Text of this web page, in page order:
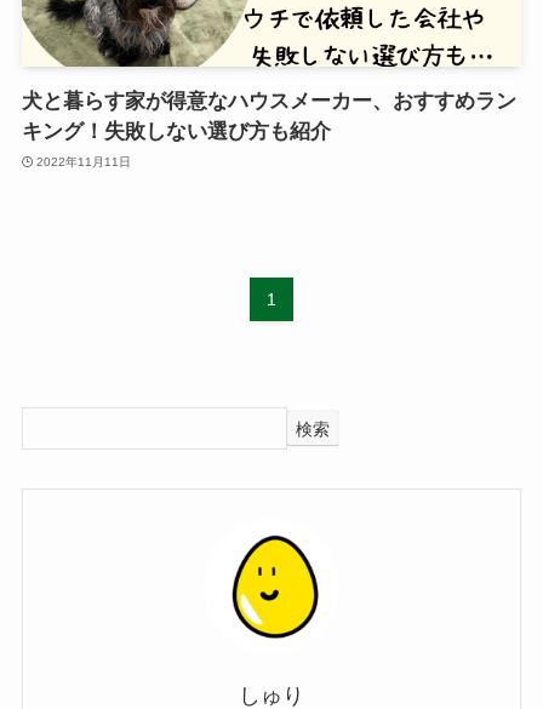
犬と暮らす家が得意なハウスメーカー、おすすめラン
キング！失敗しない選び方も紹介
2022年11月11日
1
検索
しゅり